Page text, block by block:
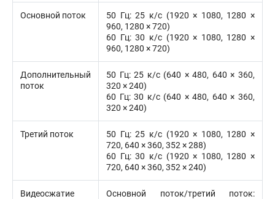
Основной поток
50 Гц: 25 к/с (1920 × 1080, 1280 ×
960, 1280 × 720)
60 Гц: 30 к/с (1920 × 1080, 1280 ×
960, 1280 × 720)
Дополнительный
поток
50 Гц: 25 к/с (640 × 480, 640 × 360,
320 × 240)
60 Гц: 30 к/с (640 × 480, 640 × 360,
320 × 240)
Третий поток
50 Гц: 25 к/с (1920 × 1080, 1280 ×
720, 640 × 360, 352 × 288)
60 Гц: 30 к/с (1920 × 1080, 1280 ×
720, 640 × 360, 352 × 240)
Видеосжатие
Основной поток/третий поток: